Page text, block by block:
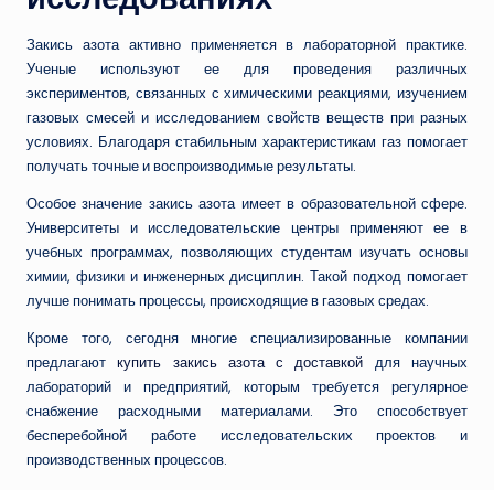
Закись азота активно применяется в лабораторной практике.
Ученые используют ее для проведения различных
экспериментов, связанных с химическими реакциями, изучением
газовых смесей и исследованием свойств веществ при разных
условиях. Благодаря стабильным характеристикам газ помогает
получать точные и воспроизводимые результаты.
Особое значение закись азота имеет в образовательной сфере.
Университеты и исследовательские центры применяют ее в
учебных программах, позволяющих студентам изучать основы
химии, физики и инженерных дисциплин. Такой подход помогает
лучше понимать процессы, происходящие в газовых средах.
Кроме того, сегодня многие специализированные компании
предлагаюткупить закись азота с доставкой для научных
лабораторий и предприятий, которым требуется регулярное
снабжение расходными материалами. Это способствует
бесперебойной работе исследовательских проектов и
производственных процессов.